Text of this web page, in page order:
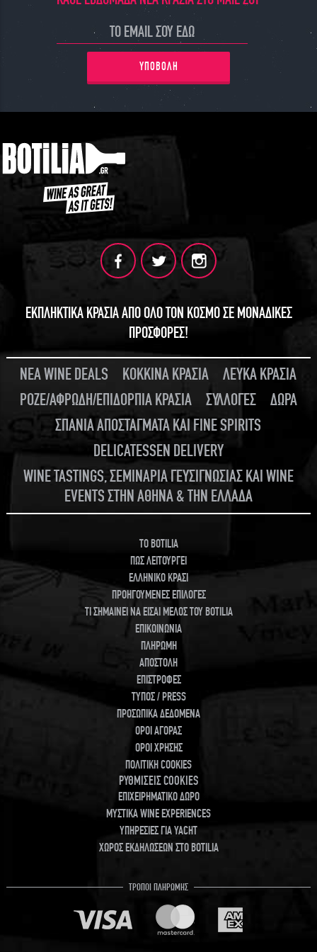
ΥΠΟΒΟΛΗ
ΕΚΠΛΗΚΤΙΚΑ ΚΡΑΣΙΑ ΑΠΟ ΟΛΟ ΤΟΝ ΚΟΣΜΟ ΣΕ ΜΟΝΑΔΙΚΕΣ
ΠΡΟΣΦΟΡΕΣ!
ΝΕΑ WINE DEALS ΚΟΚΚΙΝΑ ΚΡΑΣΙΑ
ΛΕΥΚΑ ΚΡΑΣΙΑ
ΡΟΖΕ/ΑΦΡΩΔΗ/ΕΠΙΔΟΡΠΙΑ ΚΡΑΣΙΑ
ΣΥΛΛΟΓΕΣ
ΔΩΡΑ
ΣΠΑΝΙΑ ΑΠΟΣΤΑΓΜΑΤΑ ΚΑΙ FINE SPIRITS
DELICATESSEN DELIVERY
WINE TASTINGS, ΣΕΜΙΝΑΡΙΑ ΓΕΥΣΙΓΝΩΣΙΑΣ ΚΑΙ WINE
EVENTS ΣΤΗΝ ΑΘΗΝΑ & ΤΗΝ ΕΛΛΑΔΑ
TO BOTILIA
ΠΩΣ ΛΕΙΤΟΥΡΓΕΙ
ΕΛΛΗΝΙΚΟ ΚΡΑΣΙ
ΠΡΟΗΓΟΥΜΕΝΕΣ ΕΠΙΛΟΓΕΣ
ΤΙ ΣΗΜΑΙΝΕΙ ΝΑ ΕΙΣΑΙ ΜΕΛΟΣ ΤΟΥ BOTILIA
ΕΠΙΚΟΙΝΩΝΙΑ
ΠΛΗΡΩΜΗ
ΑΠΟΣΤΟΛΗ
ΕΠΙΣΤΡΟΦΕΣ
ΤΥΠΟΣ / PRESS
ΠΡΟΣΩΠΙΚΑ ΔΕΔΟΜΕΝΑ
ΟΡΟΙ ΑΓΟΡΑΣ
ΟΡΟΙ ΧΡΗΣΗΣ
ΠΟΛΙΤΙΚΗ COOKIES
ΡΥΘΜΙΣΕΙΣ COOKIES
ΕΠΙΧΕΙΡΗΜΑΤΙΚΟ ΔΩΡΟ
ΜΥΣΤΙΚΑ WINE EXPERIENCES
ΥΠΗΡΕΣΙΕΣ ΓΙΑ YACHT
ΧΩΡΟΣ ΕΚΔΗΛΩΣΕΩΝ ΣΤΟ BOTILIA
ΤΡΟΠΟΙ ΠΛΗΡΩΜΗΣ